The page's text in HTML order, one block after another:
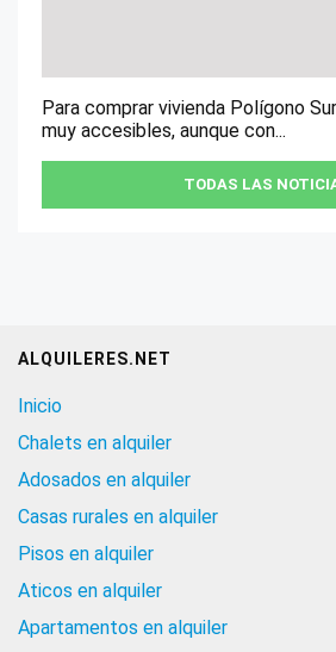
Para comprar vivienda Polígono
muy accesibles, aunque con...
TODAS LAS
ALQUILERES.NET
Inicio
Chalets en alquiler
Adosados en alquiler
Casas rurales en alquiler
Pisos en alquiler
Aticos en alquiler
Apartamentos en alquiler